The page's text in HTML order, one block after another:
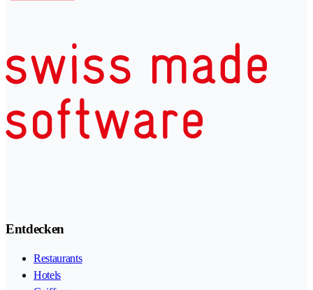
Entdecken
Restaurants
Hotels